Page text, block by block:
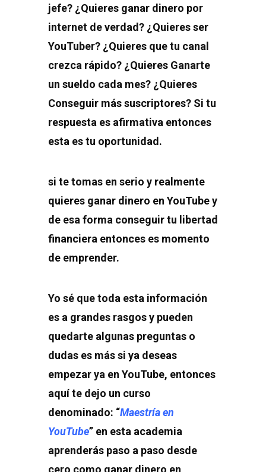
jefe? ¿Quieres ganar dinero por
internet de verdad? ¿Quieres ser
YouTuber? ¿Quieres que tu canal
crezca rápido? ¿Quieres Ganarte
un sueldo cada mes? ¿Quieres
Conseguir más suscriptores? Si tu
respuesta es afirmativa entonces
esta es tu oportunidad.
si te tomas en serio y realmente
quieres ganar dinero en YouTube y
de esa forma conseguir tu libertad
financiera entonces es momento
de emprender.
Yo sé que toda esta información
es a grandes rasgos y pueden
quedarte algunas preguntas o
dudas es más si ya deseas
empezar ya en YouTube, entonces
aquí te dejo un curso
denominado: “Maestría en
YouTube” en esta academia
aprenderás paso a paso desde
cero como ganar dinero en